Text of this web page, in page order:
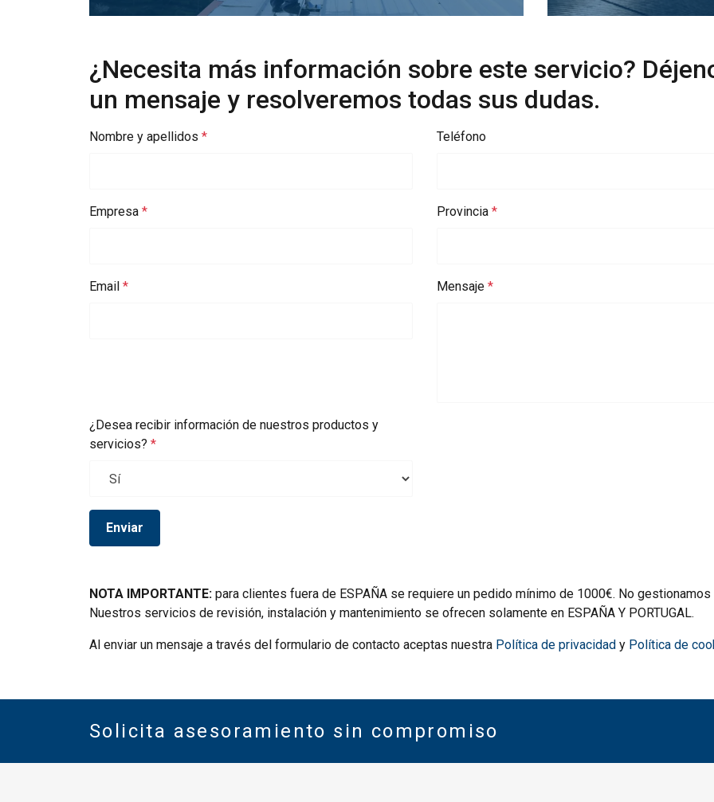
¿Necesita más información sobre este servicio?
un mensaje y resolveremos todas sus dudas.
Nombre y apellidos Teléfono
Empresa Provincia
Email Mensaje
¿Desea recibir información de nuestros productos y
servicios?
Enviar
NOTA IMPORTANTE: para clientes fuera de ESPAÑA se requiere un pedido mínimo de 1000€. No gestionamos
Nuestros servicios de revisión, instalación y mantenimiento se ofrecen solamente en ESPAÑA Y PORTUGAL.
Al enviar un mensaje a través del formulario de contacto aceptas nuestra Política de privacidad y Política de
Solicita asesoramiento sin compromiso
compartimos información sobre su uso de nuestro sitio con nuestros socios de
estrictamente
necesarias
rendimiento
preferencias
Cookies de